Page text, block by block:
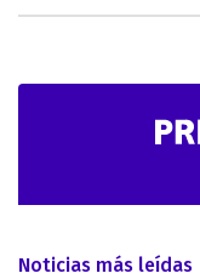
Noticias más leídas